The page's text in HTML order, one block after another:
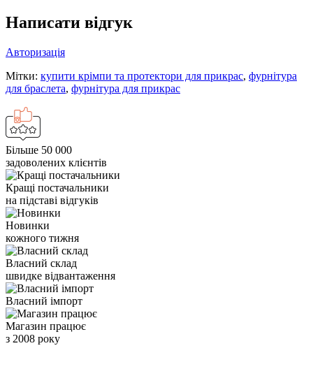
Написати відгук
Авторизація
Мітки: купити крімпи та протектори для прикрас, фурнітура
для браслета, фурнітура для прикрас
Більше 50 000
задоволених клієнтів
Кращі постачальники
на підставі відгуків
Новинки
кожного тижня
Власний склад
швидке відвантаження
Власний імпорт
Магазин працює
з 2008 року